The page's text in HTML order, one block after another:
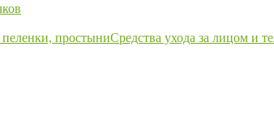
простыниСредства ухода за лицом и